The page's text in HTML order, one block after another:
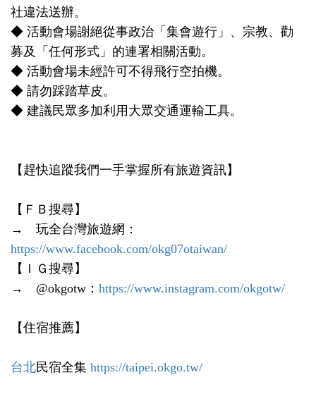
社違法送辦。
◆ 活動會場謝絕從事政治「集會遊行」、宗教、勸
募及「任何形式」的連署相關活動。
◆ 活動會場未經許可不得飛行空拍機。
◆ 請勿踩踏草皮。
◆ 建議民眾多加利用大眾交通運輸工具。
【趕快追蹤我們一手掌握所有旅遊資訊】
【ＦＢ搜尋】
→ 玩全台灣旅遊網：
https://www.facebook.com/okg07otaiwan/
【ＩＧ搜尋】
→ @okgotw： https://www.instagram.com/okgotw/
【住宿推薦】
台北民宿全集 https://taipei.okgo.tw/